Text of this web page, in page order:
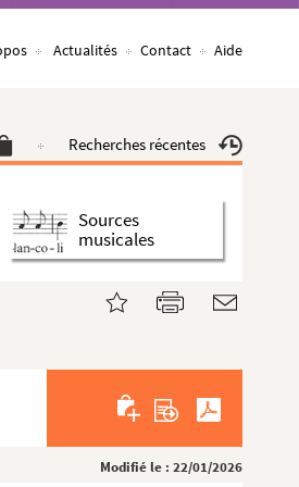
Actualités Contact Aide
Recherches récentes
Sources
musicales
Modifié le : 22/01/2026